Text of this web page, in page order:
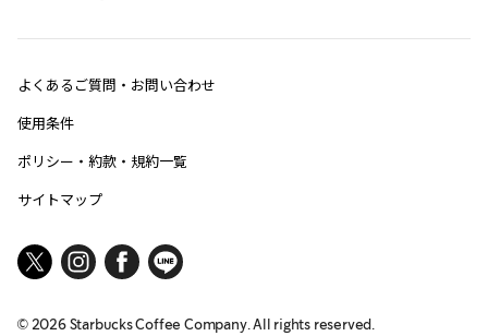
よくあるご質問・お問い合わせ
使用条件
ポリシー・約款・規約一覧
サイトマップ
© 2026Starbucks Coffee Company. All rights reserved.